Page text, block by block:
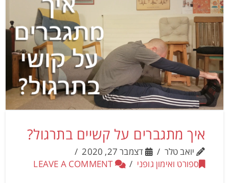
איך מתגברים על קשיים בתרגול?
יואב טלר
דצמבר 27, 2020
ספורט ואימון גופני
LEAVE A COMMENT